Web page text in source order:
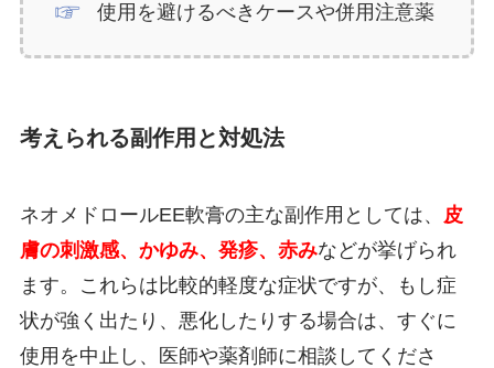
使用を避けるべきケースや併用注意薬
考えられる副作用と対処法
ネオメドロールEE軟膏の主な副作用としては、
皮
膚の刺激感、かゆみ、発疹、赤みなどが挙げられ
ます。これらは比較的軽度な症状ですが、もし症
状が強く出たり、悪化したりする場合は、すぐに
使用を中止し、医師や薬剤師に相談してくださ